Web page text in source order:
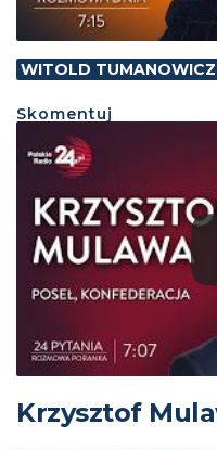
WITOLD TUMANOWICZ
Skomentuj
Krzysztof